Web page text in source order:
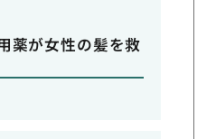
薬が女性の髪を救